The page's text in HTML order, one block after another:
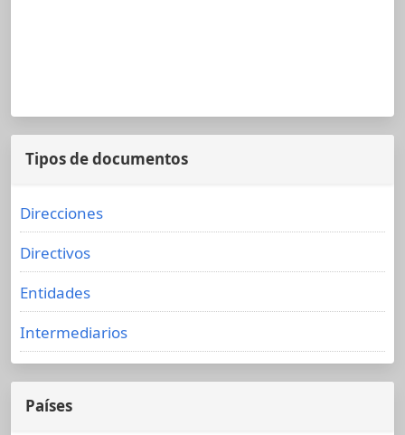
Tipos de documentos
Direcciones
Directivos
Entidades
Intermediarios
Países